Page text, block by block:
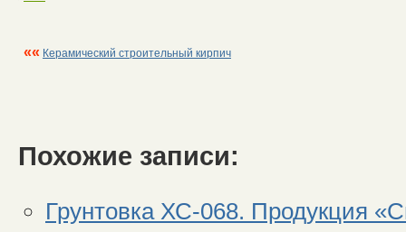
«« Керамический строительный кирпич
Похожие записи:
Грунтовка ХС-068. Продукция